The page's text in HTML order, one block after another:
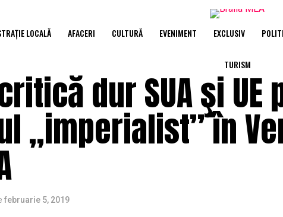
LOCALĂ AFACERI CULTURĂ EVENIMENT EXCLUSIV
TURISM
dur SUA şi UE
„imperialist” în
februarie 5, 2019